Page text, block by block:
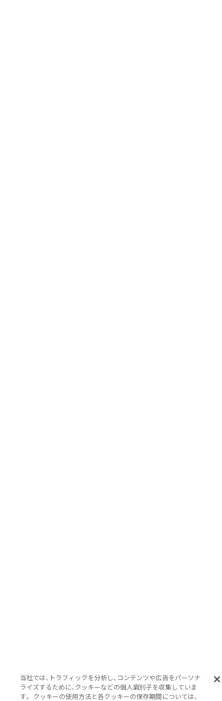
当社では、トラフィックを分析し、コンテンツや広告をパーソナ
ライズするために、クッキーなどの個人識別子を収集していま
す。 クッキーの使用方法と各クッキーの保存期間については、